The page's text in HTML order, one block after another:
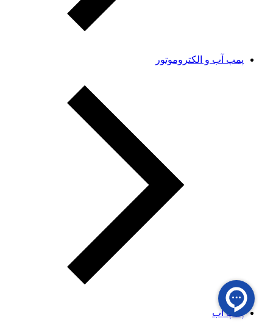
پمپ آب و الکتروموتور
پمپ آب